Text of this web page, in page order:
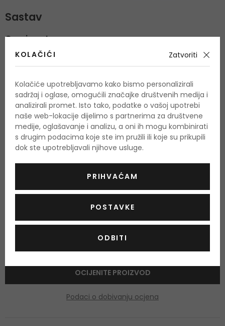
Sastav
Gornje note
klementina, naranča
Srednje note
malina, jagoda
Bazne note
metvica, mošus
O proizvodu
Još nema recenzija za ovaj proizvod.
OCIJENITE PROIZVOD
Podaci o dobivanju ocjena
OSTALE INFORMACIJE
KOLAČIĆI Zatvoriti
Kolačiće upotrebljavamo kako bismo personalizirali
sadržaj i oglase, omogućili značajke društvenih medija i
analizirali promet. Isto tako, podatke o vašoj upotrebi
naše web-lokacije dijelimo s partnerima za društvene
medije, oglašavanje i analizu, a oni ih mogu kombinirati
s drugim podacima koje ste im pružili ili koje su prikupili
dok ste upotrebljavali njihove usluge.
PRIHVAĆAM
POSTAVKE
ODBITI